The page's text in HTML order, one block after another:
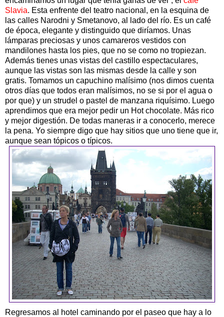
Slavia. Esta enfrente del teatro nacional, en la esquina de
las calles Narodni y Smetanovo, al lado del río. Es un café
de época, elegante y distinguido que diríamos. Unas
lámparas preciosas y unos camareros vestidos con
mandilones hasta los pies, que no se como no tropiezan.
Además tienes unas vistas del castillo espectaculares,
aunque las vistas son las mismas desde la calle y son
gratis. Tomamos un capuchino malísimo (nos dimos cuenta
otros días que todos eran malísimos, no se si por el agua o
por que) y un strudel o pastel de manzana riquísimo. Luego
aprendimos que era mejor pedir un Hot chocolate. Más rico
y mejor digestión. De todas maneras ir a conocerlo, merece
la pena. Yo siempre digo que hay sitios que uno tiene que ir,
aunque sean tópicos o típicos.
Regresamos al hotel caminando por el paseo que hay a lo